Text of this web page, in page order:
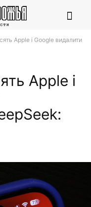
Apple і Google видалити
Apple і